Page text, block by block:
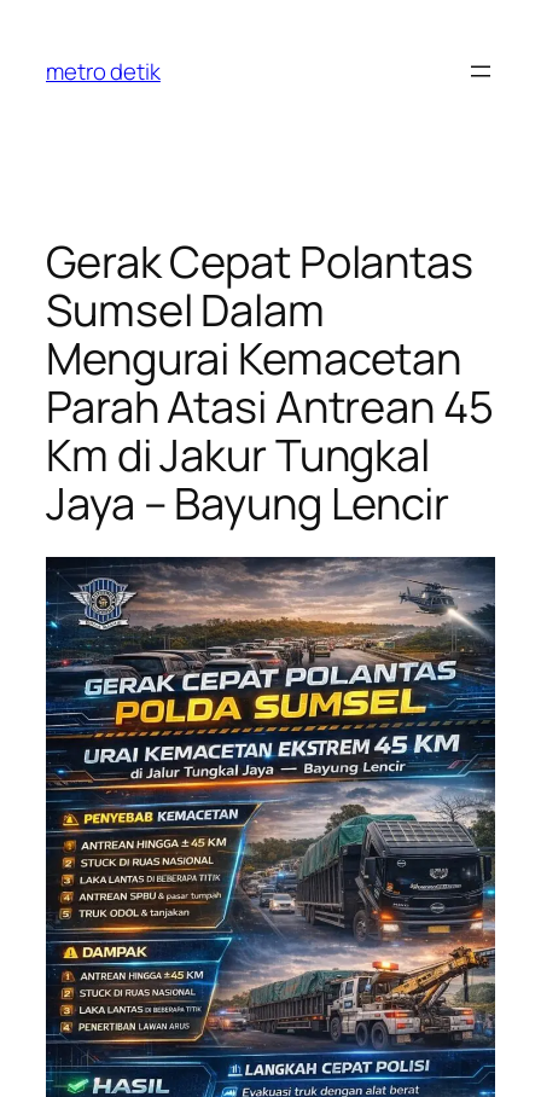
content
metro detik
Gerak Cepat Polantas
Sumsel Dalam
Mengurai Kemacetan
Parah Atasi Antrean 45
Km di Jakur Tungkal
Jaya – Bayung Lencir